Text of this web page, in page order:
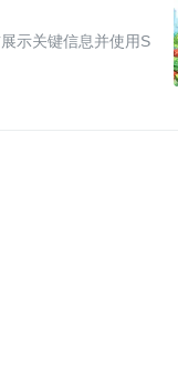
示关键信息并使用S